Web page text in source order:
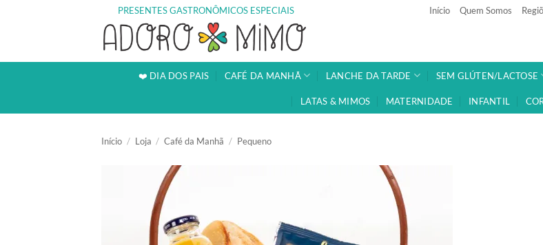
PRESENTES GASTRONÔMICOS ESPECIAIS Início Quem Somos
❤️ DIA DOS PAIS CAFÉ DA MANHÃ LANCHE DA TARDE SEM GLÚTEN/LACTOSE
LATAS & MIMOS MATERNIDADE INFANTIL
Início / Loja / Café da Manhã / Pequeno